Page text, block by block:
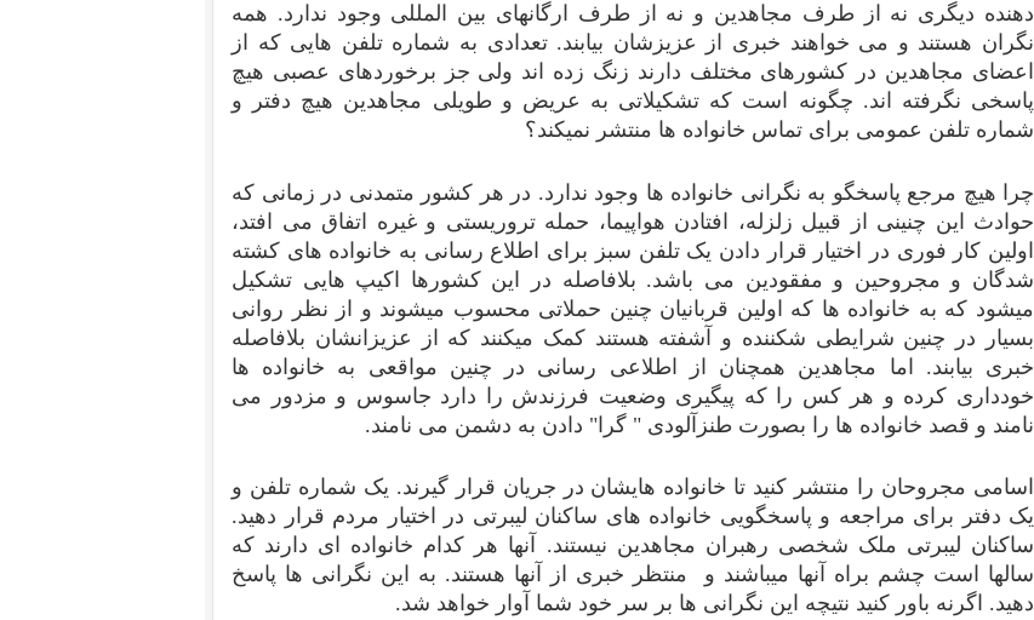
دهنده دیگری نه از طرف مجاهدین و نه از طرف ارگانهای بین المللی وجود ندارد. همه
نگران هستند و می خواهند خبری از عزیزشان بیابند. تعدادی به شماره تلفن هایی که از
اعضای مجاهدین در کشورهای مختلف دارند زنگ زده اند ولی جز برخوردهای عصبی هیچ
پاسخی نگرفته اند. چگونه است که تشکیلاتی به عریض و طویلی مجاهدین هیچ دفتر و
شماره تلفن عمومی برای تماس خانواده ها منتشر نمیکند؟
چرا هیچ مرجع پاسخگو به نگرانی خانواده ها وجود ندارد. در هر کشور متمدنی در زمانی که
حوادث این چنینی از قبیل زلزله، افتادن هواپیما، حمله تروریستی و غیره اتفاق می افتد،
اولین کار فوری در اختیار قرار دادن یک تلفن سبز برای اطلاع رسانی به خانواده های کشته
شدگان و مجروحین و مفقودین می باشد. بلافاصله در این کشورها اکیپ هایی تشکیل
میشود که به خانواده ها که اولین قربانیان چنین حملاتی محسوب میشوند و از نظر روانی
بسیار در چنین شرایطی شکننده و آشفته هستند کمک میکنند که از عزیزانشان بلافاصله
خبری بیابند. اما مجاهدین همچنان از اطلاعی رسانی در چنین مواقعی به خانواده ها
خودداری کرده و هر کس را که پیگیری وضعیت فرزندش را دارد جاسوس و مزدور می
نامند و قصد خانواده ها را بصورت طنزآلودی " گرا" دادن به دشمن می نامند.
اسامی مجروحان را منتشر کنید تا خانواده هایشان در جریان قرار گیرند. یک شماره تلفن و
یک دفتر برای مراجعه و پاسخگویی خانواده های ساکنان لیبرتی در اختیار مردم قرار دهید.
ساکنان لیبرتی ملک شخصی رهبران مجاهدین نیستند. آنها هر کدام خانواده ای دارند که
سالها است چشم براه آنها میباشند و منتظر خبری از آنها هستند. به این نگرانی ها پاسخ
دهید. اگرنه باور کنید نتیچه این نگرانی ها بر سر خود شما آوار خواهد شد.